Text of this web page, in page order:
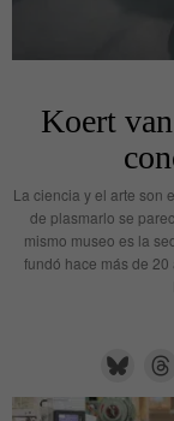
Koert
La ciencia y el arte son
de plasmarlo se
mismo museo es la
fundó hace más de